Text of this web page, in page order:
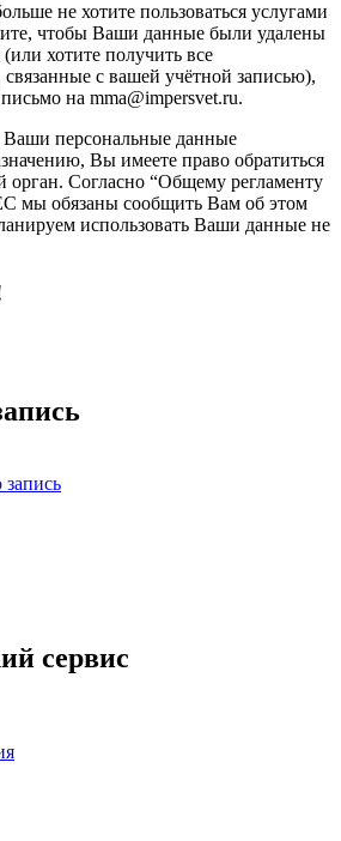
не хотите пользоваться услугами
чтобы Ваши данные были удалены
хотите получить все
с вашей учётной записью),
на mma@impersvet.ru.
Ваши персональные данные
Вы имеете право обратиться
орган. Согласно “Общему регламенту
мы обязаны сообщить Вам об этом
использовать Ваши данные не
сервис